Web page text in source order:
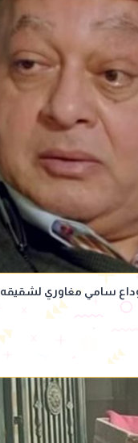
سامي مغاوري لشقيقه